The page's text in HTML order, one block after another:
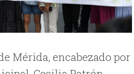
Mérida, encabezado por